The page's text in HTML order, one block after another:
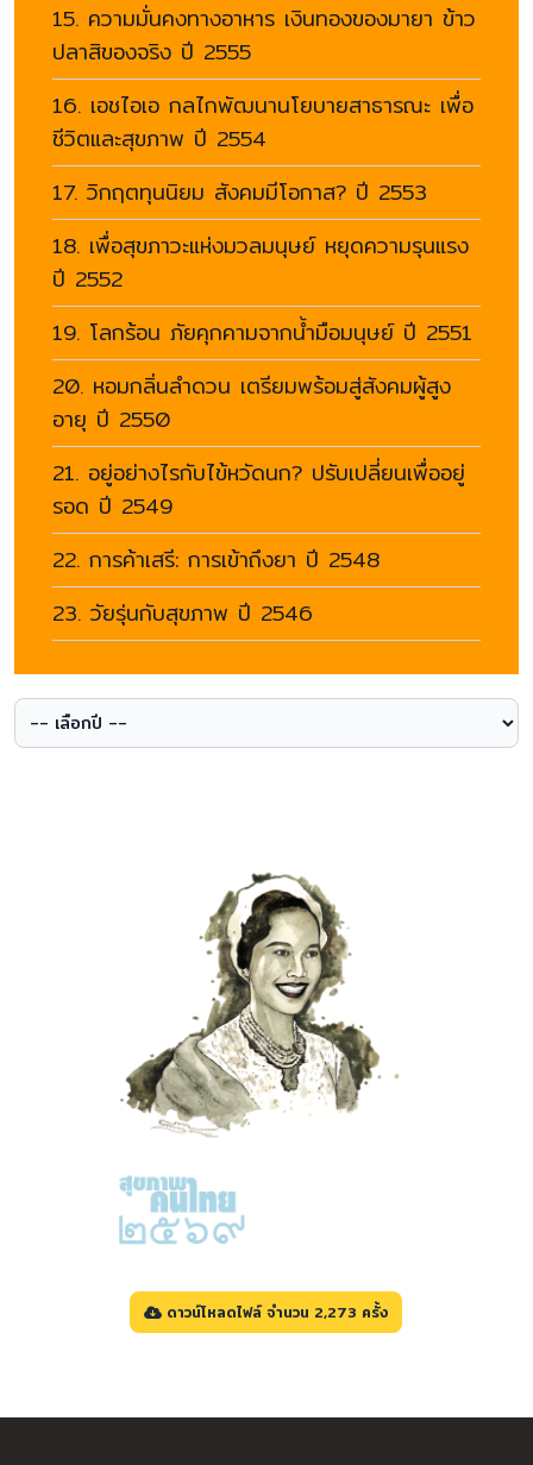
15. ความมั่นคงทางอาหาร เงินทองของมายา ข้าว
ปลาสิของจริง ปี 2555
16. เอชไอเอ กลไกพัฒนานโยบายสาธารณะ เพื่อ
ชีวิตและสุขภาพ ปี 2554
17. วิกฤตทุนนิยม สังคมมีโอกาส? ปี 2553
18. เพื่อสุขภาวะแห่งมวลมนุษย์ หยุดความรุนแรง
ปี 2552
19. โลกร้อน ภัยคุกคามจากน้ำมือมนุษย์ ปี 2551
20. หอมกลิ่นลำดวน เตรียมพร้อมสู่สังคมผู้สูง
อายุ ปี 2550
21. อยู่อย่างไรกับไข้หวัดนก? ปรับเปลี่ยนเพื่ออยู่
รอด ปี 2549
22. การค้าเสรี: การเข้าถึงยา ปี 2548
23. วัยรุ่นกับสุขภาพ ปี 2546
ดาวน์โหลดไฟล์ จำนวน 2,273 ครั้ง